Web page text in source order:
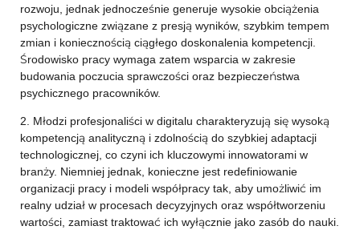
rozwoju, jednak jednocześnie generuje wysokie obciążenia
psychologiczne związane z presją wyników, szybkim tempem
zmian i koniecznością ciągłego doskonalenia kompetencji.
Środowisko pracy wymaga zatem wsparcia w zakresie
budowania poczucia sprawczości oraz bezpieczeństwa
psychicznego pracowników.
2. Młodzi profesjonaliści w digitalu charakteryzują się wysoką
kompetencją analityczną i zdolnością do szybkiej adaptacji
technologicznej, co czyni ich kluczowymi innowatorami w
branży. Niemniej jednak, konieczne jest redefiniowanie
organizacji pracy i modeli współpracy tak, aby umożliwić im
realny udział w procesach decyzyjnych oraz współtworzeniu
wartości, zamiast traktować ich wyłącznie jako zasób do nauki.